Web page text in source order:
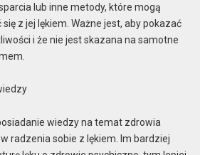
lub inne metody, które mogą
z jej lękiem. Ważne jest, aby pokazać
i że nie jest skazana na samotne
wiedzy na temat zdrowia
radzenia sobie z lękiem. Im bardziej